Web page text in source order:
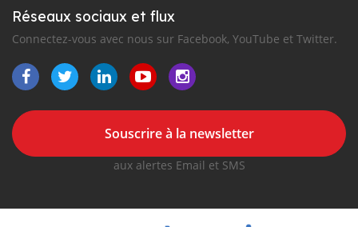
Réseaux sociaux et flux
Connectez-vous avec nous sur Facebook, YouTube et Twitter.
Souscrire à la newsletter
aux alertes Email et SMS